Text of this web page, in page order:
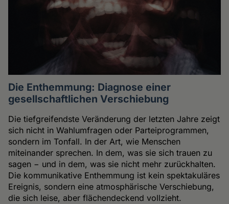
Die Enthemmung: Diagnose einer
gesellschaftlichen Verschiebung
Die tiefgreifendste Veränderung der letzten Jahre zeigt
sich nicht in Wahlumfragen oder Parteiprogrammen,
sondern im Tonfall. In der Art, wie Menschen
miteinander sprechen. In dem, was sie sich trauen zu
sagen − und in dem, was sie nicht mehr zurückhalten.
Die kommunikative Enthemmung ist kein spektakuläres
Ereignis, sondern eine atmosphärische Verschiebung,
die sich leise, aber flächendeckend vollzieht.